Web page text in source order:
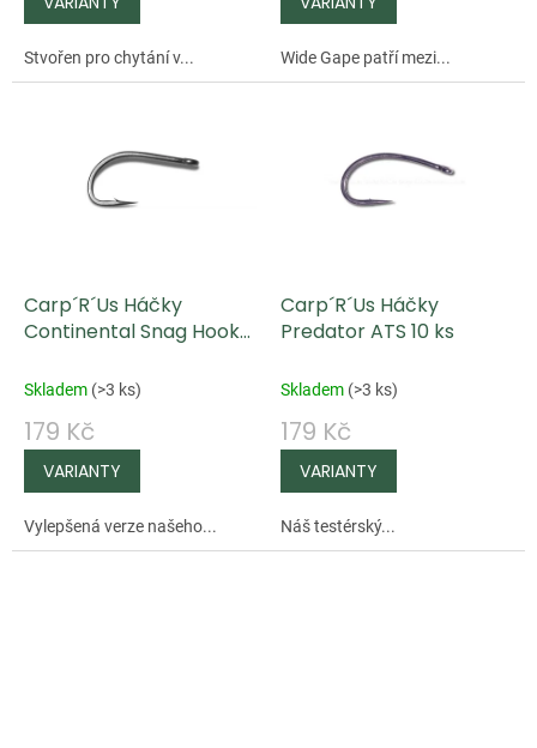
ů
Stvořen pro chytání v... Wide Gape patří mezi...
Carp´R´Us Háčky
Continental Snag Hook
Skladem (>3 ks)
179 Kč
Vylepšená verze našeho...
Carp´R´Us Háčky
Predator ATS 10 ks
Skladem (>3 ks)
179 Kč
Náš testérský...